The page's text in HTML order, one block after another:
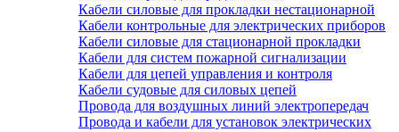
Кабели силовые для прокладки нестационарной
Кабели контрольные для электрических приборов
Кабели силовые для стационарной прокладки
Кабели для систем пожарной сигнализации
Кабели для цепей управления и контроля
Кабели судовые для силовых цепей
Провода для воздушных линий электропередач
Провода и кабели для установок электрических